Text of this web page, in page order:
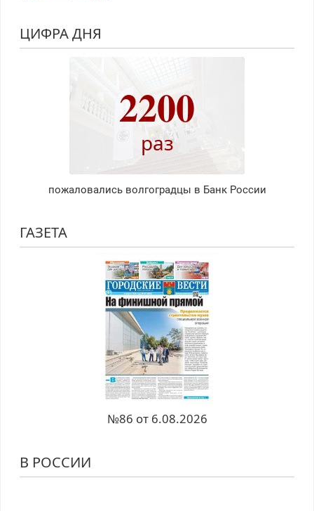
ЦИФРА ДНЯ
2200
раз
пожаловались волгоградцы в Банк России
ГАЗЕТА
№86 от 6.08.2026
В РОССИИ